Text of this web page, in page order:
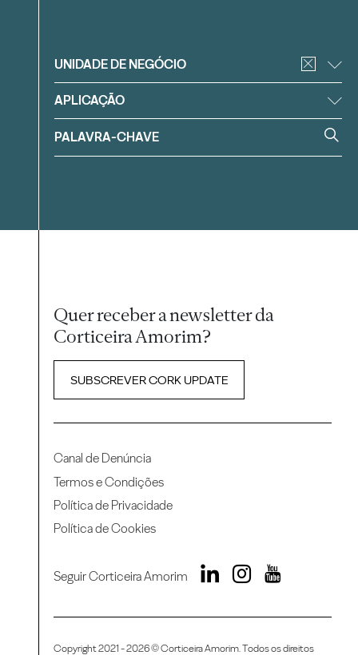
Filtrar
UNIDADE DE NEGÓCIO
APLICAÇÃO
Quer receber a newsletter da
Corticeira Amorim?
SUBSCREVER CORK UPDATE
Canal de Denúncia
Termos e Condições
Política de Privacidade
Política de Cookies
Seguir Corticeira Amorim
Copyright 2021 - 2026 © Corticeira Amorim. Todos os direitos